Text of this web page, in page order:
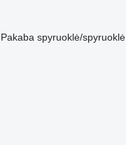
Pakaba spyruoklė/spyruoklė